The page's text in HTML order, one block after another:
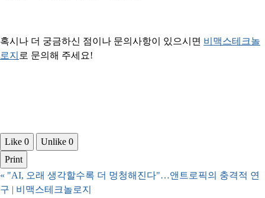
혹시나 더 궁금하신 점이나 문의사항이 있으시면 ​비맥스테크놀
로지​​ 로 문의해 주세요!
Like 0 Unlike 0
Print
« "AI, 오래 생각할수록 더 멍청해진다"…앤트로픽의 충격적 연
구 | 비맥스테크놀로지